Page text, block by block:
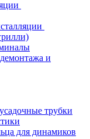
и
трубки
для динамиков